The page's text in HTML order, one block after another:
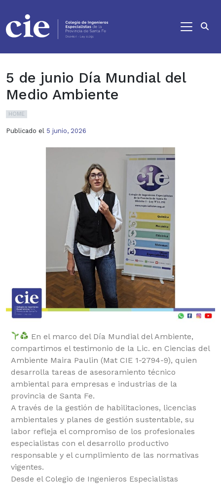
5 de junio Día Mundial del
Medio Ambiente
HOME
Publicado el 5 junio, 2026
En el marco del Día Mundial del Ambiente,
compartimos el testimonio de la Lic. en Ciencias del
Ambiente Maira Paulin (Mat CIE 1-2794-9), quien
desarrolla tareas de asesoramiento técnico
ambiental para empresas e industrias de la
provincia de Santa Fe.
A través de la gestión de habilitaciones, licencias
ambientales y planes de gestión sustentable, su
labor refleja el compromiso de los profesionales
especialistas con el desarrollo productivo
responsable y el cumplimiento de las normativas
vigentes.
Desde el Colegio de Ingenieros Especialistas